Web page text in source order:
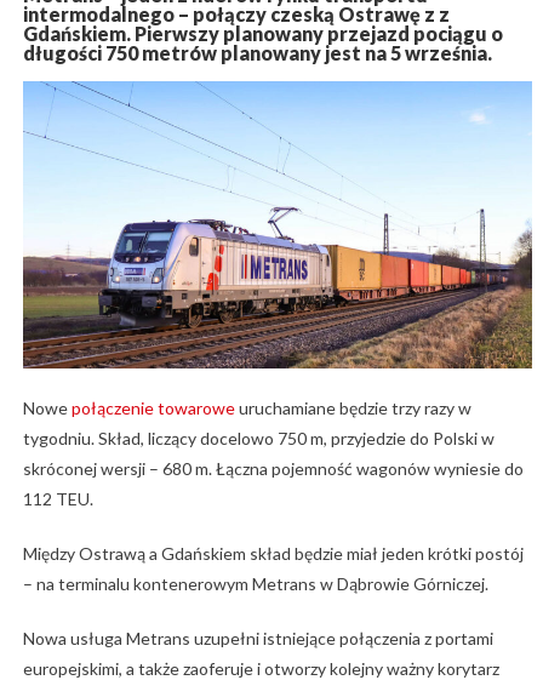
intermodalnego – połączy czeską Ostrawę z z
Gdańskiem. Pierwszy planowany przejazd pociągu o
długości 750 metrów planowany jest na 5 września.
Nowepołączenie towaroweuruchamiane będzie trzy razy w
tygodniu. Skład, liczący docelowo 750 m, przyjedzie do Polski w
skróconej wersji – 680 m. Łączna pojemność wagonów wyniesie do
112 TEU.
Między Ostrawą a Gdańskiem skład będzie miał jeden krótki postój
– na terminalu kontenerowym Metrans w Dąbrowie Górniczej.
Nowa usługa Metrans uzupełni istniejące połączenia z portami
europejskimi, a także zaoferuje i otworzy kolejny ważny korytarz